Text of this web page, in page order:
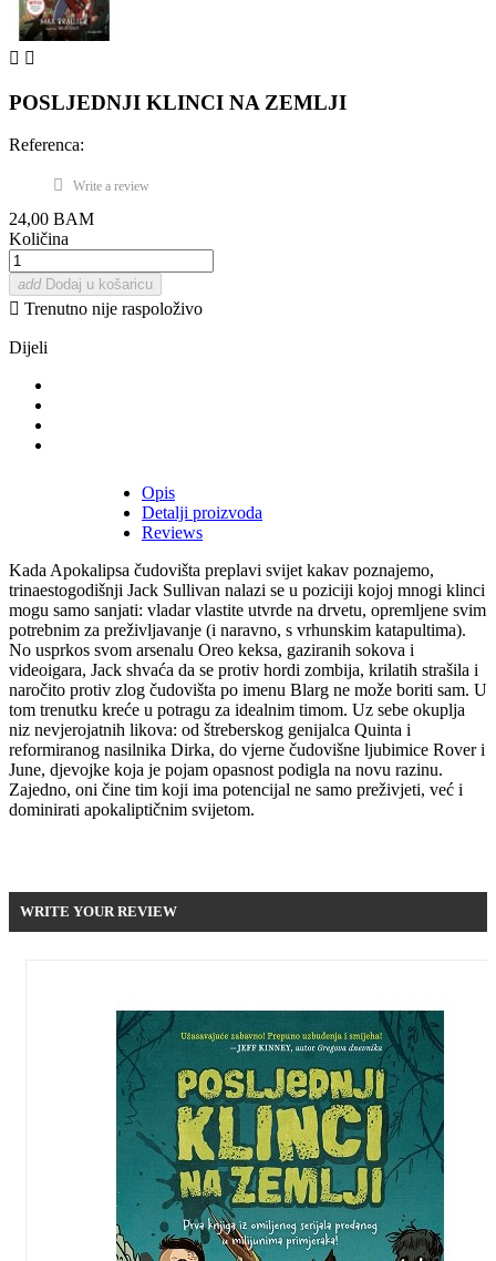
 
POSLJEDNJI KLINCI NA ZEMLJI
Referenca:
Write a review
24,00 BAM
Količina
add Dodaj u košaricu
 Trenutno nije raspoloživo
Dijeli
Opis
Detalji proizvoda
Reviews
Kada Apokalipsa čudovišta preplavi svijet kakav poznajemo,
trinaestogodišnji Jack Sullivan nalazi se u poziciji kojoj mnogi klinci
mogu samo sanjati: vladar vlastite utvrde na drvetu, opremljene svim
potrebnim za preživljavanje (i naravno, s vrhunskim katapultima).
No usprkos svom arsenalu Oreo keksa, gaziranih sokova i
videoigara, Jack shvaća da se protiv hordi zombija, krilatih strašila i
naročito protiv zlog čudovišta po imenu Blarg ne može boriti sam. U
tom trenutku kreće u potragu za idealnim timom. Uz sebe okuplja
niz nevjerojatnih likova: od štreberskog genijalca Quinta i
reformiranog nasilnika Dirka, do vjerne čudovišne ljubimice Rover i
June, djevojke koja je pojam opasnost podigla na novu razinu.
Zajedno, oni čine tim koji ima potencijal ne samo preživjeti, već i
dominirati apokaliptičnim svijetom.
WRITE YOUR REVIEW